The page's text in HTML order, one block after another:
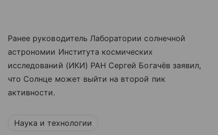
Ранее руководитель Лаборатории солнечной
астрономии Института космических
исследований (ИКИ) РАН Сергей Богачёв заявил,
что Солнце может выйти на второй пик
активности.
Наука и технологии